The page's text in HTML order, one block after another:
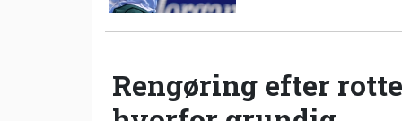
Rengøring efter